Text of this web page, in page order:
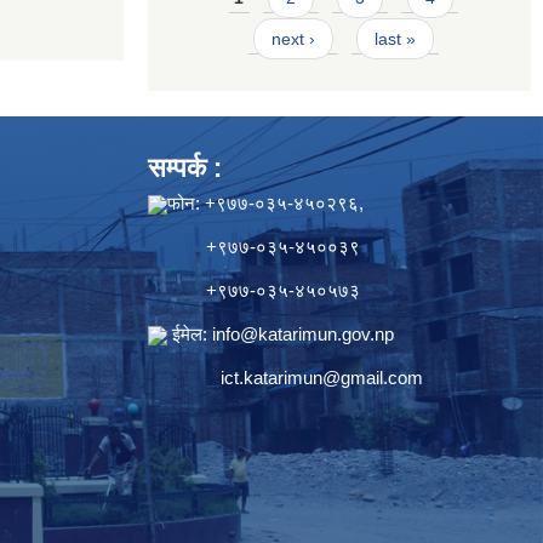
next › last »
सम्पर्क :
फोन: +९७७-०३५-४५०२९६,
+९७७-०३५-४५००३९
+९७७-०३५-४५०५७३
ईमेल:info@katarimun.gov.np
ict.katarimun@gmail.com